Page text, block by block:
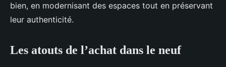
bien, en modernisant des espaces tout en préservant
leur authenticité.
Les atouts de l’achat dans le neuf